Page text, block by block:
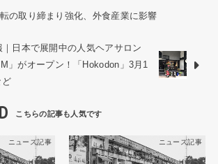
の取り締まり強化、外食産業に影響
｜日本で展開中の人気ヘアサロン
」がオープン！「Hokodon」3月1
ど
ニュース記事 ニュース記事